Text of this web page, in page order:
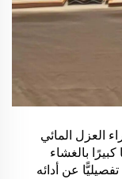
العزل المائي
بالغشاء
عن أدائه